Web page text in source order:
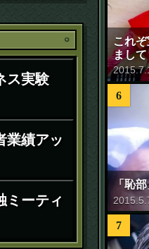
お知らせ
ス実験
業績アッ
ミーティ
これ
まし
2015.7.
6
「恥
2015 .5 .
7